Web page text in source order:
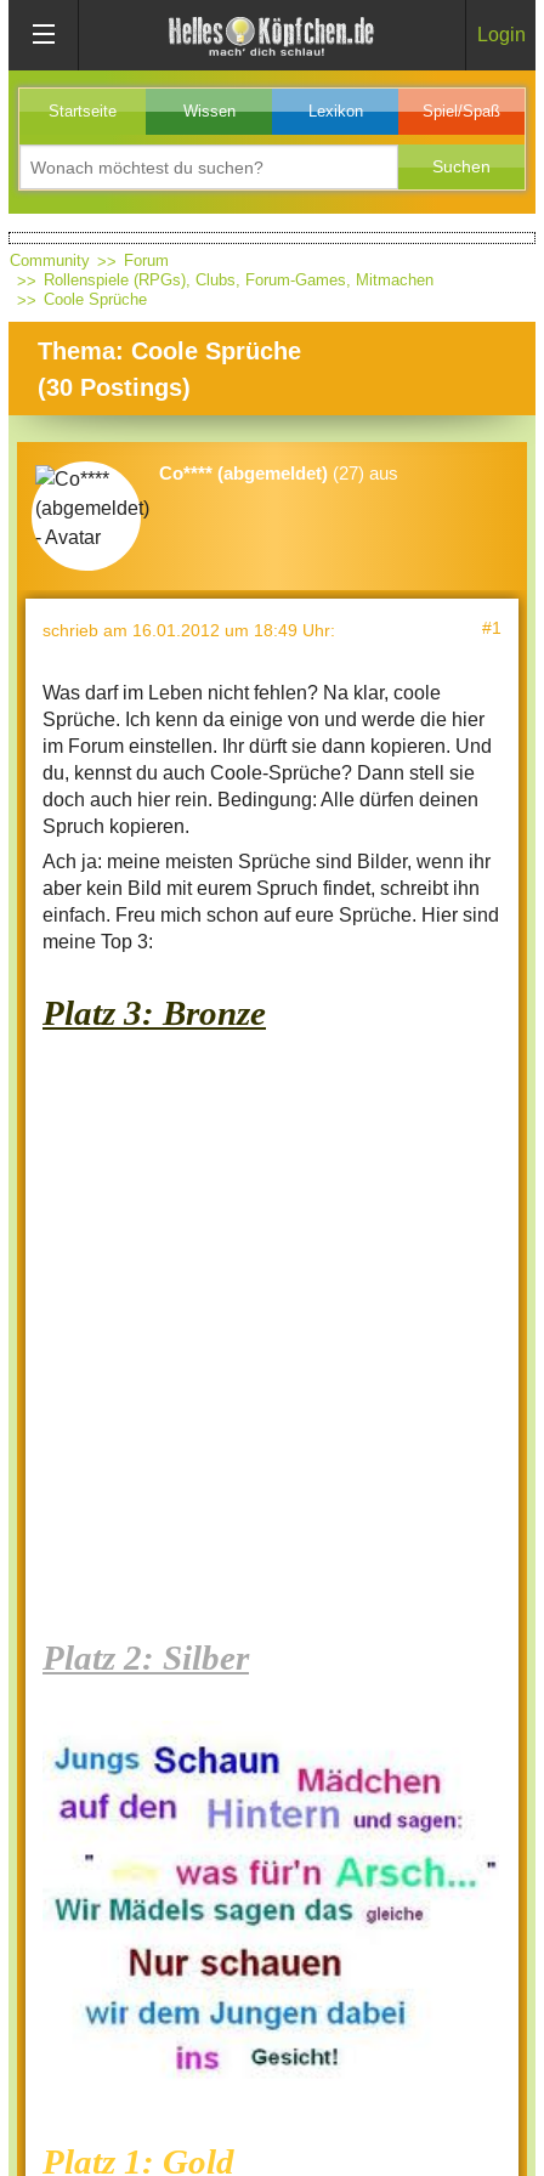
Login
Startseite Wissen Lexikon Spiel/Spaß
Community
Forum
Rollenspiele (RPGs), Clubs, Forum-Games, Mitmachen
Coole Sprüche
Thema: Coole Sprüche
(30 Postings)
Co**** (abgemeldet) (27) aus
schrieb am 16.01.2012 um 18:49 Uhr: #1
Was darf im Leben nicht fehlen? Na klar, coole
Sprüche. Ich kenn da einige von und werde die hier
im Forum einstellen. Ihr dürft sie dann kopieren. Und
du, kennst du auch Coole-Sprüche? Dann stell sie
doch auch hier rein. Bedingung: Alle dürfen deinen
Spruch kopieren.
Ach ja: meine meisten Sprüche sind Bilder, wenn ihr
aber kein Bild mit eurem Spruch findet, schreibt ihn
einfach. Freu mich schon auf eure Sprüche. Hier sind
meine Top 3:
Platz 3: Bronze
Platz 2: Silber
Platz 1: Gold